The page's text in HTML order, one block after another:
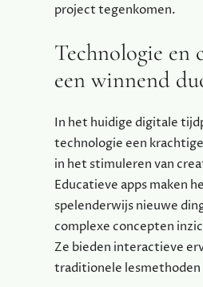
project tegenkomen.
Technologie en
een winnend
In het huidige digitale
technologie een
in het stimuleren van
Educatieve apps maken
spelenderwijs nieuwe
complexe concepten
Ze bieden interactieve
traditionele lesmethoden